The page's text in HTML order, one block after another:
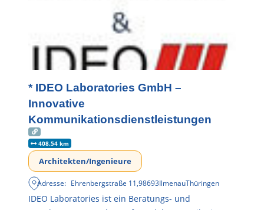
* IDEO Laboratories GmbH –
Innovative
Kommunikationsdienstleistungen
408.54 km
Architekten/Ingenieure
Adresse: Ehrenbergstraße 11,98693IlmenauThüringen
IDEO Laboratories ist ein Beratungs- und